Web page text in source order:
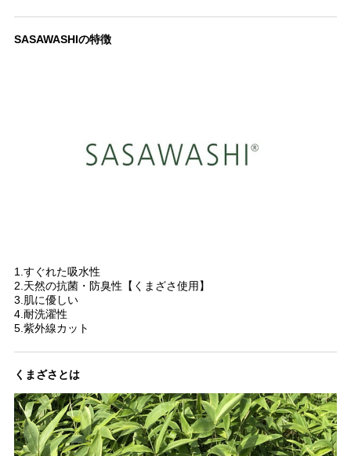
SASAWASHIの特徴
1.すぐれた吸水性
2.天然の抗菌・防臭性【くまざさ使用】
3.肌に優しい
4.耐洗濯性
5.紫外線カット
くまざさとは